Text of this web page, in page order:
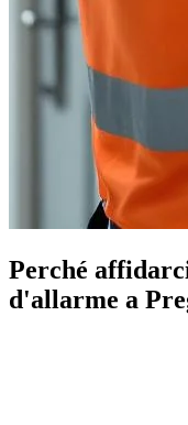
Perché
d'allarme a